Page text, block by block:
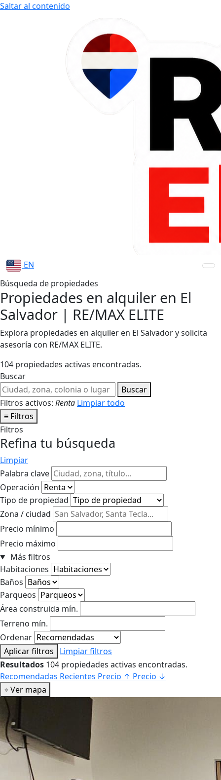
Saltar al contenido
EN
Búsqueda de propiedades
Propiedades en alquiler en El
Salvador | RE/MAX ELITE
Explora propiedades en alquiler en El Salvador y solicita
asesoría con RE/MAX ELITE.
104 propiedades activas encontradas.
Buscar
Buscar
Filtros activos: Renta Limpiar todo
≡ Filtros
Filtros
Refina tu búsqueda
Limpiar
Palabra clave
Operación
Tipo de propiedad
Zona / ciudad
Precio mínimo
Precio máximo
Más filtros
Habitaciones
Baños
Parqueos
Área construida mín.
Terreno mín.
Ordenar
Aplicar filtros
Limpiar filtros
Resultados 104 propiedades activas encontradas.
Recomendadas Recientes Precio ↑ Precio ↓
⌖Ver mapa